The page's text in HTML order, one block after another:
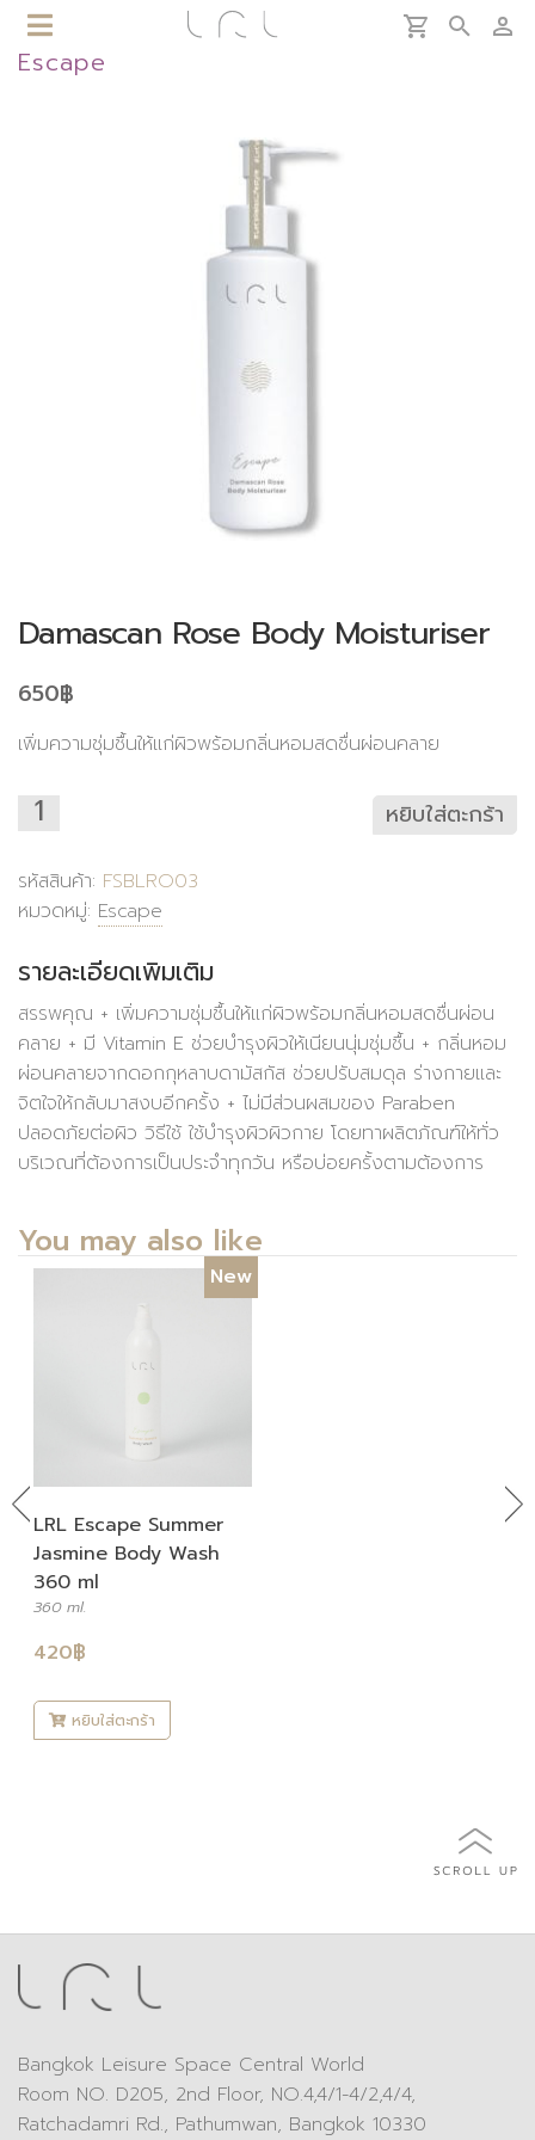
Escape
Damascan Rose Body Moisturiser
650฿
เพิ่มความชุ่มชื้นให้แก่ผิวพร้อมกลิ่นหอมสดชื่นผ่อนคลาย
หยิบใส่ตะกร้า
รหัสสินค้า: FSBLRO03
หมวดหมู่: Escape
รายละเอียดเพิ่มเติม
สรรพคุณ + เพิ่มความชุ่มชื้นให้แก่ผิวพร้อมกลิ่นหอมสดชื่นผ่อน
คลาย + มี Vitamin E ช่วยบำรุงผิวให้เนียนนุ่มชุ่มชื้น + กลิ่นหอม
ผ่อนคลายจากดอกกุหลาบดามัสกัส ช่วยปรับสมดุล ร่างกายและ
จิตใจให้กลับมาสงบอีกครั้ง + ไม่มีส่วนผสมของ Paraben
ปลอดภัยต่อผิว วิธีใช้ ใช้บำรุงผิวผิวกาย โดยทาผลิตภัณฑ์ให้ทั่ว
บริเวณที่ต้องการเป็นประจำทุกวัน หรือบ่อยครั้งตามต้องการ
You may also like
Previous
New
LRL Escape Summer
Jasmine Body Wash
360 ml
360 ml.
420฿
หยิบใส่ตะกร้า
Bangkok Leisure Space Central World
Room NO. D205, 2nd Floor, NO.4,4/1-4/2,4/4,
Ratchadamri Rd., Pathumwan, Bangkok 10330